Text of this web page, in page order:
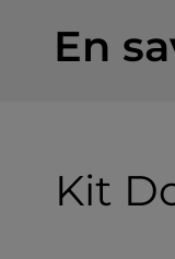
Conçu
En
Kit